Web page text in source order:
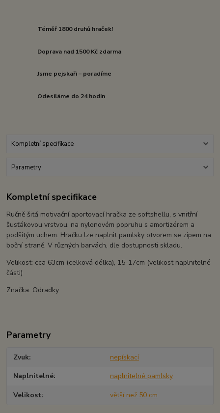
Téměř 1800 druhů hraček!
Doprava nad 1500 Kč zdarma
Jsme pejskaři – poradíme
Odesíláme do 24 hodin
Kompletní specifikace
Parametry
Kompletní specifikace
Ručně šitá motivační aportovací hračka ze softshellu, s vnitřní
šusťákovou vrstvou, na nylonovém popruhu s amortizérem a
podšitým uchem. Hračku lze naplnit pamlsky otvorem se zipem na
boční straně. V různých barvách, dle dostupnosti skladu.
Velikost: cca 63cm (celková délka), 15-17cm (velikost naplnitelné
části)
Značka: Odradky
Parametry
Zvuk nepískací
Naplnitelné naplnitelné pamlsky
Velikost větší než 50 cm